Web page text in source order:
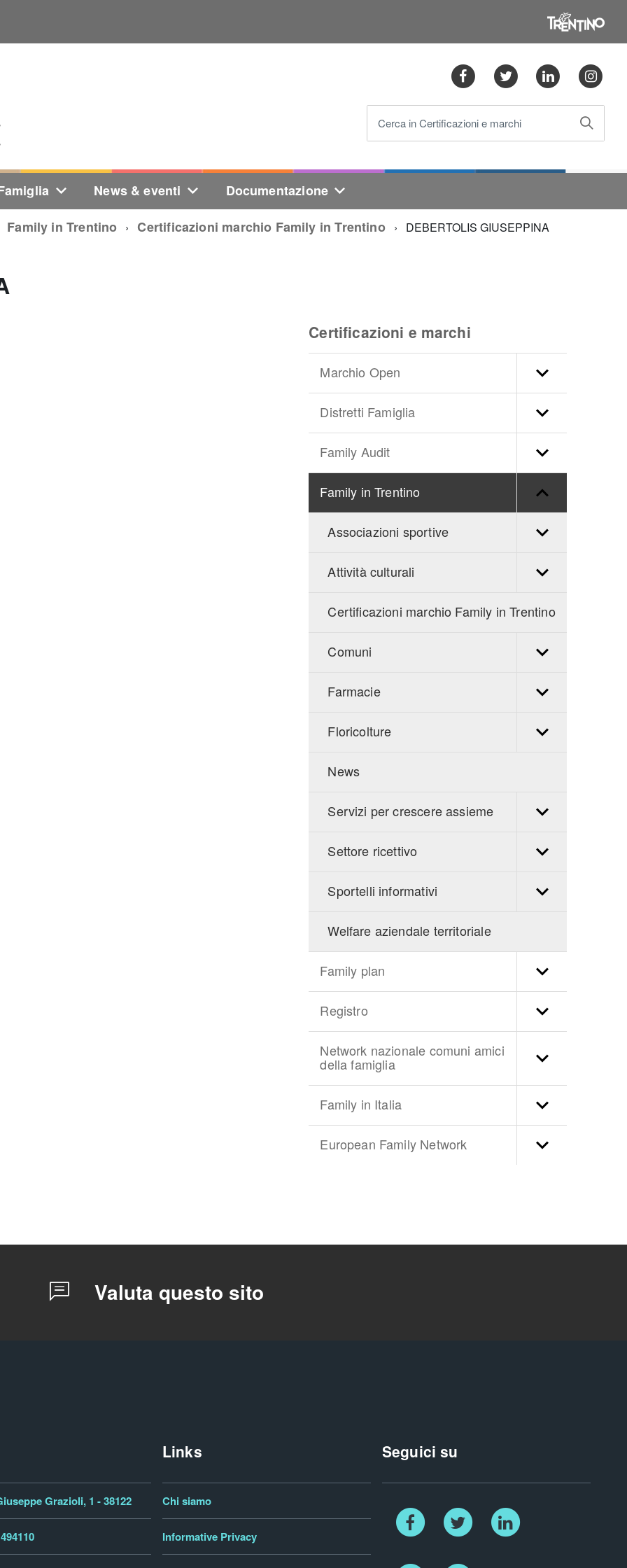
Facebook Twitter Linkedin
Cerca in Certificazioni e marchi
News & eventi
Documentazione
Family in Trentino
Certificazioni marchio Family in Trentino DEBERTOLIS GIUSEPPINA
Certificazioni e marchi
Marchio Open
Distretti Famiglia
Family Audit
Family in Trentino
Associazioni sportive
Attività culturali
Certificazioni marchio Family in Trentino
Comuni
Farmacie
Floricolture
News
Servizi per crescere assieme
Settore ricettivo
Sportelli informativi
Welfare aziendale territoriale
Family plan
Registro
Network nazionale comuni amici
della famiglia
Family in Italia
European Family Network
Valuta questo sito
Grazioli, 1 - 38122
Links
Chi siamo
Informative Privacy
Seguici su
Facebook Twitter